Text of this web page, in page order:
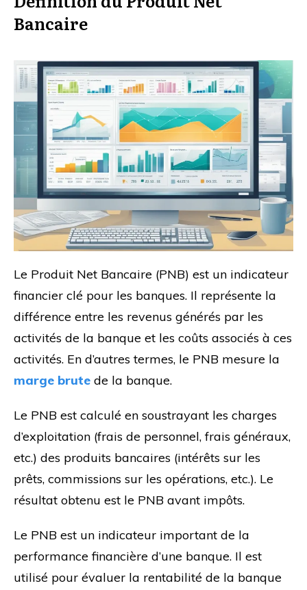
Bancaire
Le Produit Net Bancaire (PNB) est un indicateur
financier clé pour les banques. Il représente la
différence entre les revenus générés par les
activités de la banque et les coûts associés à ces
activités. En d’autres termes, le PNB mesure la
marge brute de la banque.
Le PNB est calculé en soustrayant les charges
d’exploitation (frais de personnel, frais généraux,
etc.) des produits bancaires (intérêts sur les
prêts, commissions sur les opérations, etc.). Le
résultat obtenu est le PNB avant impôts.
Le PNB est un indicateur important de la
performance financière d’une banque. Il est
utilisé pour évaluer la rentabilité de la banque